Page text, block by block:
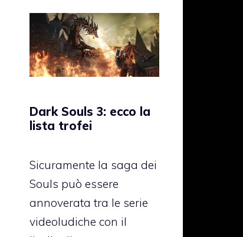
Dark Souls 3: ecco la
lista trofei
Sicuramente la saga dei
Souls può essere
annoverata tra le serie
videoludiche con il